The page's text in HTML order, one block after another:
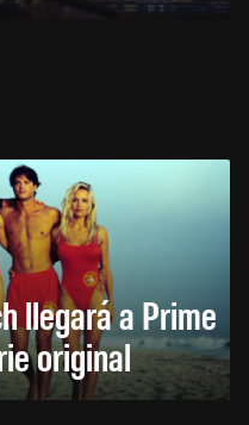
llegará a Prime
original